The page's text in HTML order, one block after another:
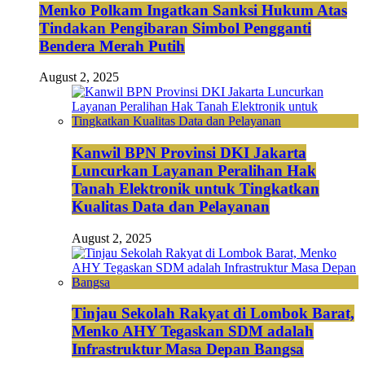
Menko Polkam Ingatkan Sanksi Hukum Atas
Tindakan Pengibaran Simbol Pengganti
Bendera Merah Putih
August 2, 2025
Kanwil BPN Provinsi DKI Jakarta
Luncurkan Layanan Peralihan Hak
Tanah Elektronik untuk Tingkatkan
Kualitas Data dan Pelayanan
August 2, 2025
Tinjau Sekolah Rakyat di Lombok Barat,
Menko AHY Tegaskan SDM adalah
Infrastruktur Masa Depan Bangsa